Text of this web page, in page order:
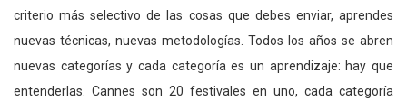
criterio más selectivo de las cosas que debes enviar, aprendes
nuevas técnicas, nuevas metodologías. Todos los años se abren
nuevas categorías y cada categoría es un aprendizaje: hay que
entenderlas. Cannes son 20 festivales en uno, cada categoría